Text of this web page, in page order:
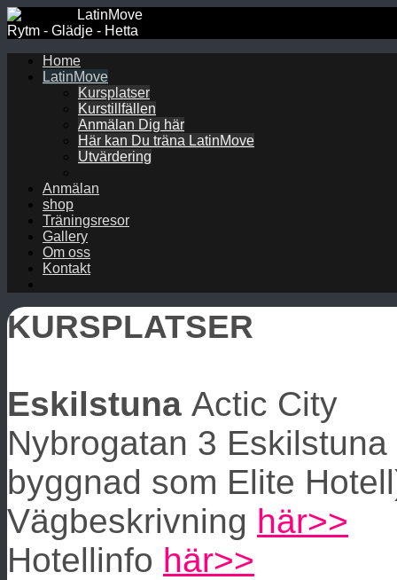
LatinMove
Rytm - Glädje - Hetta
Home
LatinMove
Kursplatser
Kurstillfällen
Anmälan Dig här
Här kan Du träna LatinMove
Utvärdering
Anmälan
shop
Träningsresor
Gallery
Om oss
Kontakt
KURSPLATSER
Eskilstuna Actic City
Nybrogatan 3 Eskilstuna
byggnad som Elite
Vägbeskrivning här>>
Hotellinfo här>>